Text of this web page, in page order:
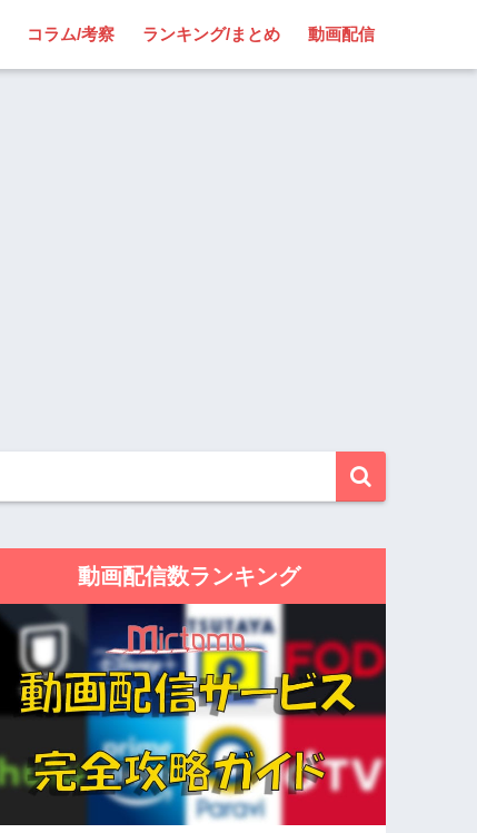
コラム/考察 ランキング/まとめ 動画配信
動画配信数ランキング